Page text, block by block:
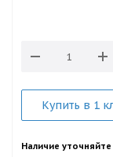
Купить в 1
Наличие